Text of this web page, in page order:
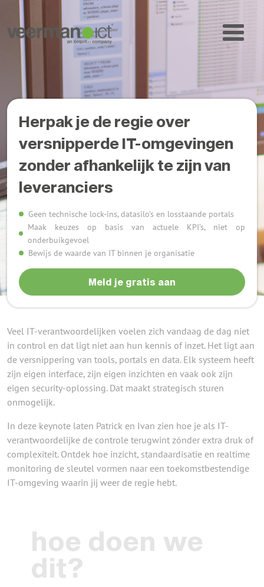
Herpak je de regie over
versnipperde IT-omgevingen
zonder afhankelijk te zijn van
leveranciers
Geen technische lock-ins, datasilo’s en losstaande portals
Maak keuzes op basis van actuele KPI’s, niet op
onderbuikgevoel
Bewijs de waarde van IT binnen je organisatie
Meld je gratis aan
Veel IT-verantwoordelijken voelen zich vandaag de dag niet
in control en dat ligt niet aan hun kennis of inzet. Het ligt aan
de versnippering van tools, portals en data. Elk systeem heeft
zijn eigen interface, zijn eigen inzichten en vaak ook zijn
eigen security-oplossing. Dat maakt strategisch sturen
onmogelijk.
In deze keynote laten Patrick en Ivan zien hoe je als IT-
verantwoordelijke de controle terugwint zónder extra druk of
complexiteit. Ontdek hoe inzicht, standaardisatie en realtime
monitoring de sleutel vormen naar een toekomstbestendige
IT-omgeving waarin jij weer de regie hebt.
hoe doen we
dit?